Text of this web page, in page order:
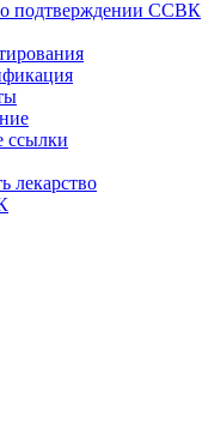
подтверждении ССВК
ссылки
лекарство